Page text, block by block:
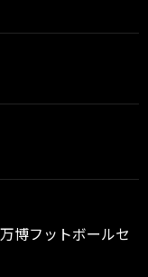
博フットボールセ